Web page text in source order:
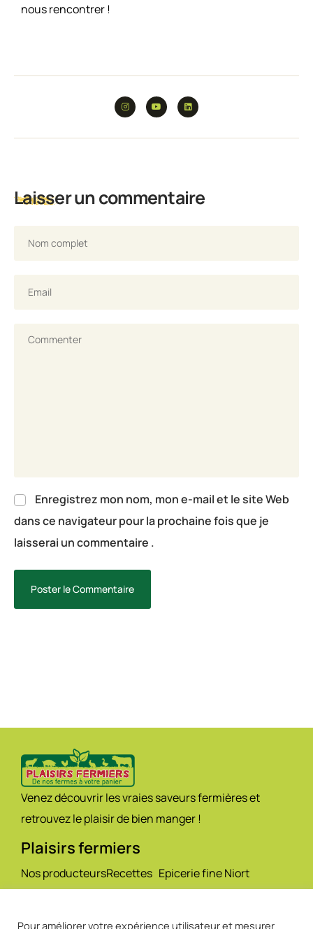
nous rencontrer !
Laisser un commentaire
Enregistrez mon nom, mon e-mail et le site Web
dans ce navigateur pour la prochaine fois que je
laisserai un commentaire .
Poster le Commentaire
Venez découvrir les vraies saveurs fermières et
retrouvez le plaisir de bien manger !
Plaisirs fermiers
Nos producteurs
Nos magasins
Recettes
Actualités
Epicerie fine Niort
Traiteur Niort
Pour améliorer votre expérience utilisateur et mesurer